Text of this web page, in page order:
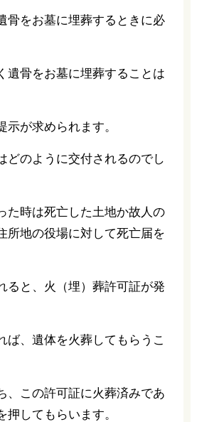
骨をお墓に埋葬するときに必
遺骨をお墓に埋葬することは
示が求められます。
どのように交付されるのでし
た時は死亡した土地か故人の
所地の役場に対して死亡届を
ると、火（埋）葬許可証が発
ば、遺体を火葬してもらうこ
、この許可証に火葬済みであ
押してもらいます。